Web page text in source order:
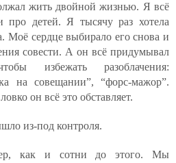
жить двойной жизнью. Я всё
детей. Я тысячу раз хотела
Моё сердце выбирало его снова и
совести. А он всё придумывал
избежать разоблачения:
на совещании”, “форс-мажор”.
он всё это обставляет.
из-под контроля.
как и сотни до этого. Мы